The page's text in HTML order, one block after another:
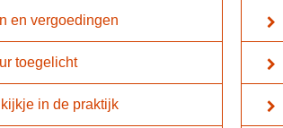
en vergoedingen
toegelicht
in de praktijk